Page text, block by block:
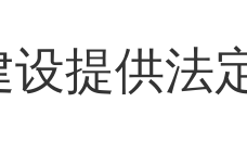
设提供法